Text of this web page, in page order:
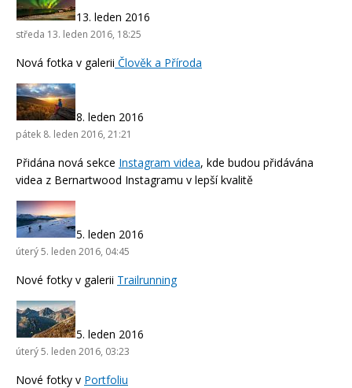
13. leden 2016
středa 13. leden 2016, 18:25
Nová fotka v galerii Člověk a Příroda
8. leden 2016
pátek 8. leden 2016, 21:21
Přidána nová sekce Instagram videa, kde budou přidávána
videa z Bernartwood Instagramu v lepší kvalitě
5. leden 2016
úterý 5. leden 2016, 04:45
Nové fotky v galerii Trailrunning
5. leden 2016
úterý 5. leden 2016, 03:23
Nové fotky v Portfoliu